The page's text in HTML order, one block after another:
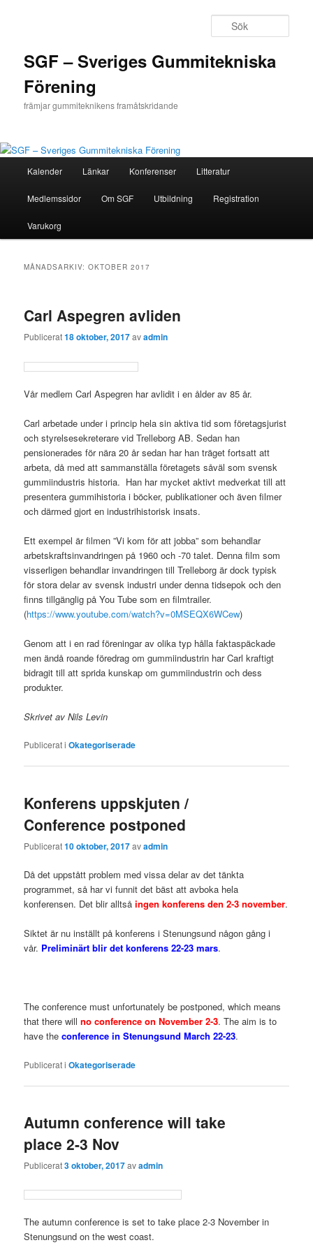
SGF – Sveriges Gummitekniska
Förening
främjar gummiteknikens framåtskridande
Kalender Länkar Konferenser Litteratur
Medlemssidor Om SGF Utbildning Registration
Varukorg
MÅNADSARKIV:OKTOBER 2017
Carl Aspegren avliden
Publicerat18 oktober, 2017avadmin
Vår medlem Carl Aspegren har avlidit i en ålder av 85 år.
Carl arbetade under i princip hela sin aktiva tid som företagsjurist
och styrelsesekreterare vid Trelleborg AB. Sedan han
pensionerades för nära 20 år sedan har han träget fortsatt att
arbeta, då med att sammanställa företagets såväl som svensk
gummiindustris historia. Han har mycket aktivt medverkat till att
presentera gummihistoria i böcker, publikationer och även filmer
och därmed gjort en industrihistorisk insats.
Ett exempel är filmen ”Vi kom för att jobba” som behandlar
arbetskraftsinvandringen på 1960 och -70 talet. Denna film som
visserligen behandlar invandringen till Trelleborg är dock typisk
för stora delar av svensk industri under denna tidsepok och den
finns tillgänglig på You Tube som en filmtrailer.
(https://www.youtube.com/watch?v=0MSEQX6WCew)
Genom att i en rad föreningar av olika typ hålla faktaspäckade
men ändå roande föredrag om gummiindustrin har Carl kraftigt
bidragit till att sprida kunskap om gummiindustrin och dess
produkter.
Skrivet av Nils Levin
Publicerat i Okategoriserade
Konferens uppskjuten /
Conference postponed
Publicerat10 oktober, 2017avadmin
Då det uppstått problem med vissa delar av det tänkta
programmet, så har vi funnit det bäst att avboka hela
konferensen. Det blir alltsåingen konferens den 2-3 november.
Siktet är nu inställt på konferens i Stenungsund någon gång i
vår. Preliminärt blir det konferens 22-23 mars.
The conference must unfortunately be postponed, which means
that there willno conference on November 2-3. The aim is to
have theconference in Stenungsund March 22-23.
Publicerat i Okategoriserade
Autumn conference will take
place 2-3 Nov
Publicerat3 oktober, 2017avadmin
The autumn conference is set to take place 2-3 November in
Stenungsund on the west coast.